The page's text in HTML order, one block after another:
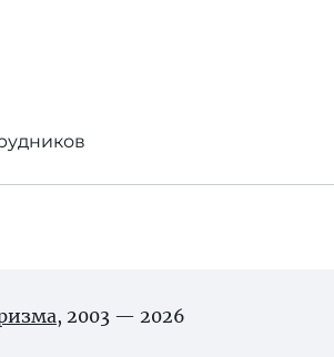
, 2003 — 2026